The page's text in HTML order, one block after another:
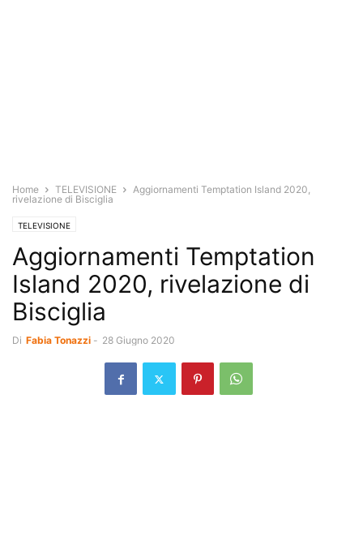
Home TELEVISIONE
Aggiornamenti Temptation Island 2020,
rivelazione di Bisciglia
TELEVISIONE
Aggiornamenti Temptation
Island 2020, rivelazione di
Bisciglia
Di Fabia Tonazzi - 28 Giugno 2020